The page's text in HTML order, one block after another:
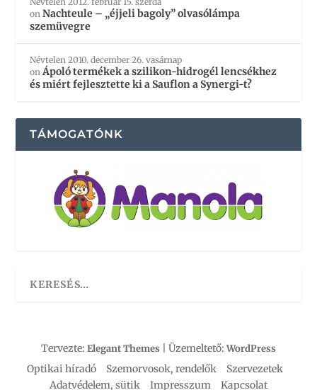
onNachteule – „éjjeli bagoly” olvasólámpa
szemüvegre
Névtelen 2010. december 26. vasárnap
onÁpoló termékek a szilikon-hidrogél lencsékhez
és miért fejlesztette ki a Sauflon a Synergi-t?
TÁMOGATÓNK
Tervezte: Elegant Themes | Üzemeltető: WordPress
Optikai híradó Szemorvosok, rendelők
Szervezetek
Adatvédelem, sütik
Impresszum Kapcsolat